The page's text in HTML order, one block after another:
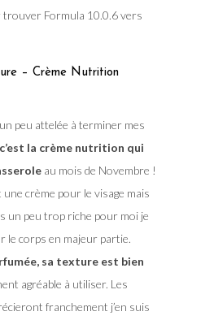
Formula 10.0.6 vers
– Crème Nutrition
peu attelée à terminer mes
c’est la crème nutrition qui
au mois de Novembre !
une crème pour le visage mais
un peu trop riche pour moi je
le corps en majeur partie.
sa texture est bien
agréable à utiliser. Les
franchement j’en suis